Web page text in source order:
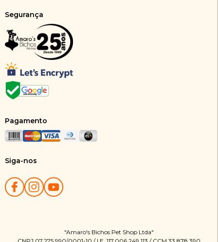
Segurança
Pagamento
Siga-nos
"Amaro's Bichos Pet Shop Ltda"